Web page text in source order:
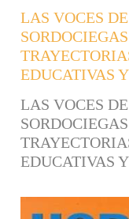
LAS VOCES
EDUCATIVAS
LAS VOCES
EDUCATIVAS